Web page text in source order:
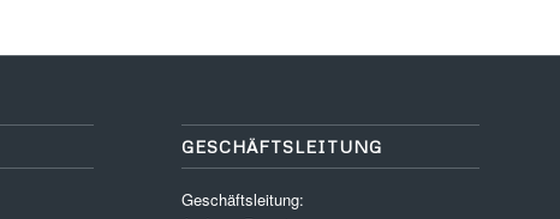
GESCHÄFTSLEITUNG
Geschäftsleitung: